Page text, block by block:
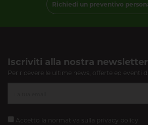
Richiedi un preventivo
Iscriviti alla nostra newsletter
Per ricevere le ultime news, offerte ed eventi
Accetto la normativa sulla privacy policy